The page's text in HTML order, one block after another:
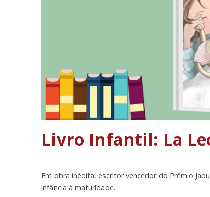
Livro Infantil: La
|
Em obra inédita, escritor vencedor do Prêmio
infância à maturidade.